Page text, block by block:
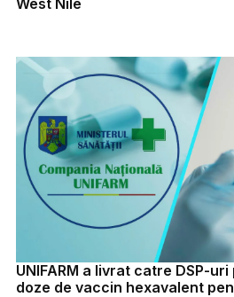
West Nile
UNIFARM a livrat catre DSP-
doze de vaccin hexavalent